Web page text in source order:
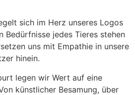
sich im Herz unseres Logos
Bedürfnisse jedes Tieres stehen
uns mit Empathie in unsere
hinein.
legen wir Wert auf eine
künstlicher Besamung, über